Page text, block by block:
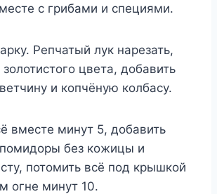
с грибами и специями.
Репчатый лук нарезать,
цвета, добавить
и копчёную колбасу.
вместе минут 5, добавить
без кожицы и
потомить всё под крышкой
огне минут 10.